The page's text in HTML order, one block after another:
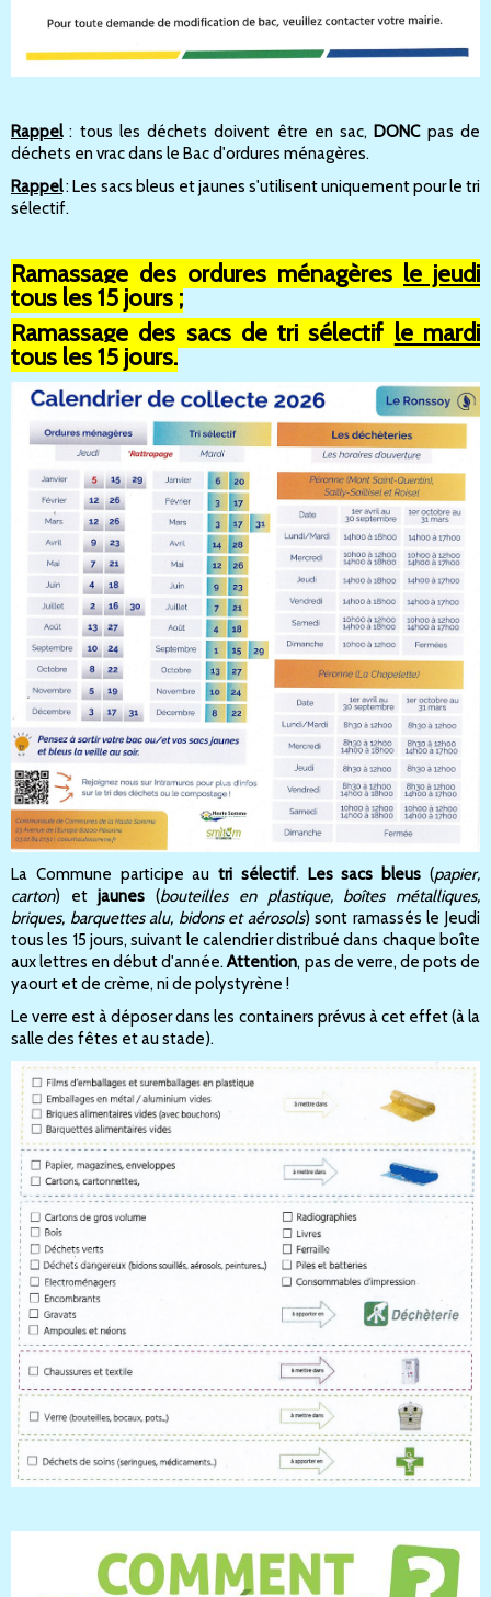
Rappel: tous les déchets doivent être en sac,DONCpas de
déchets en vrac dans le Bac d'ordures ménagères.
Rappel: Les sacs bleus et jaunes s'utilisent uniquement pour le tri
sélectif.
Ramassage des ordures ménagères le jeudi
tous les 15 jours ;
Ramassage des sacs de tri sélectif le mardi
tous les 15 jours.
La Commune participe au tri sélectif. Les sacs bleus (papier,
carton) etjaunes (bouteilles en plastique, boîtes métalliques,
briques, barquettes alu, bidons et aérosols) sont ramassés le Jeudi
tous les 15 jours, suivant le calendrier distribué dans chaque boîte
aux lettres en début d'année.Attention, pas de verre, de pots de
yaourt et de crème, ni de polystyrène !
Le verre est à déposer dans les containers prévus à cet effet (à la
salle des fêtes et au stade).